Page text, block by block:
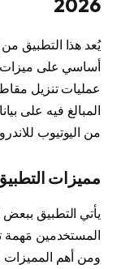
يُعد هذا التطبيق
عمليات تنزيل
المبالغ فيه على
من اليوتيوب
مميزات
يأتي التطبيق
ومن أهم المميزات